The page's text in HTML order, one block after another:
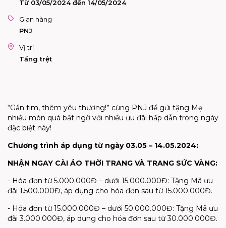
Từ 03/05/2024 đến 14/05/2024
Gian hàng
PNJ
Vị trí
Tầng trệt
“Gần tim, thêm yêu thương!” cùng PNJ để gửi tặng Mẹ
nhiều món quà bất ngờ với nhiều ưu đãi hấp dẫn trong ngày
đặc biệt này!
Chương trình áp dụng từ ngày 03.05 – 14.05.2024:
NHẬN NGAY CÀI ÁO THỜI TRANG VÀ TRANG SỨC VÀNG:
- Hóa đơn từ 5.000.000Đ – dưới 15.000.000Đ: Tặng Mã ưu
đãi 1.500.000Đ, áp dụng cho hóa đơn sau từ 15.000.000Đ.
- Hóa đơn từ 15.000.000Đ – dưới 50.000.000Đ: Tặng Mã ưu
đãi 3.000.000Đ, áp dụng cho hóa đơn sau từ 30.000.000Đ.